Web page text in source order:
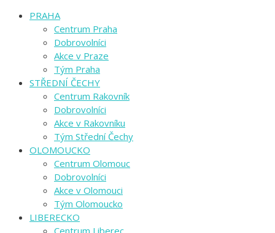
PRAHA
Centrum Praha
Dobrovolníci
Akce v Praze
Tým Praha
STŘEDNÍ ČECHY
Centrum Rakovník
Dobrovolníci
Akce v Rakovníku
Tým Střední Čechy
OLOMOUCKO
Centrum Olomouc
Dobrovolníci
Akce v Olomouci
Tým Olomoucko
LIBERECKO